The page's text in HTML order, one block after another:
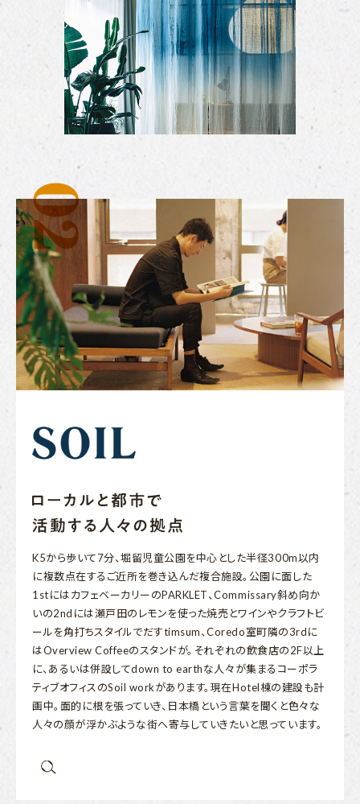
K5から歩いて7分、堀留児童公園を中心とした半径300m以内
に複数点在するご近所を巻き込んだ複合施設。公園に面した
1stにはカフェベーカリーのPARKLET、Commissary斜め向か
いの2ndには瀬戸田のレモンを使った焼売とワインやクラフトビ
ールを角打ちスタイルでだすtimsum、Coredo室町隣の3rdに
はOverview Coffeeのスタンドが。それぞれの飲食店の2F以上
に、あるいは併設してdown to earthな人々が集まるコーポラ
ティブオフィスのSoil workがあります。現在Hotel棟の建設も計
画中。面的に根を張っていき、日本橋という言葉を聞くと色々な
人々の顔が浮かぶような街へ寄与していきたいと思っています。